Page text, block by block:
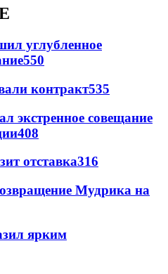
углубленное
550
контракт535
экстренное совещание
408
отставка316
Мудрика на
ярким